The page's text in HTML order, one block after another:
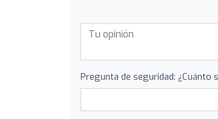
Pregunta de seguridad: ¿Cuánto